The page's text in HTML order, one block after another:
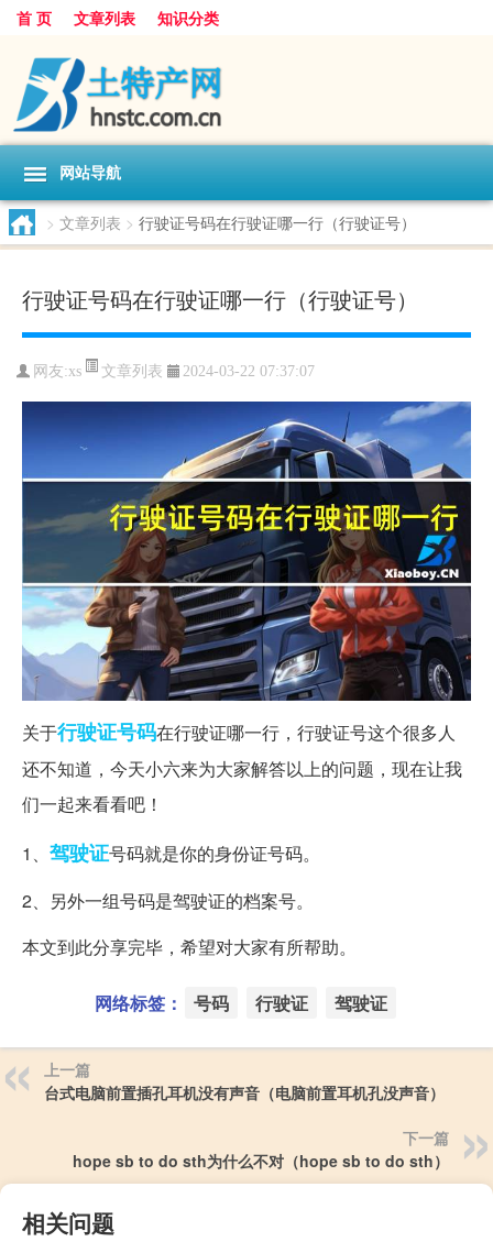
首 页 文章列表 知识分类
网站导航
> 文章列表 > 行驶证号码在行驶证哪一行（行驶证号）
行驶证号码在行驶证哪一行（行驶证号）
网友:xs 文章列表 2024-03-22 07:37:07
关于行驶证号码在行驶证哪一行，行驶证号这个很多人
还不知道，今天小六来为大家解答以上的问题，现在让我
们一起来看看吧！
1、 驾驶证号码就是你的身份证号码。
2、另外一组号码是驾驶证的档案号。
本文到此分享完毕，希望对大家有所帮助。
网络标签： 号码 行驶证 驾驶证
上一篇
台式电脑前置插孔耳机没有声音（电脑前置耳机孔没声音）
下一篇
hope sb to do sth为什么不对（hope sb to do sth）
相关问题